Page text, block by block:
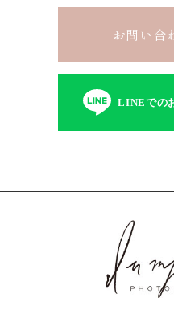
お問い合
LINEでの